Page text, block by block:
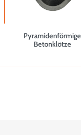
Pyramidenförmige
Betonklötze